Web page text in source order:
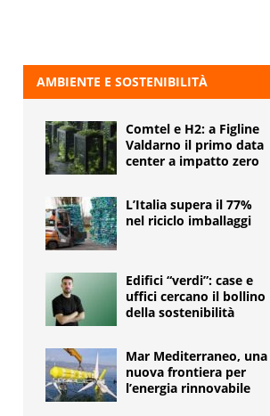
AMBIENTE E SOSTENIBILITÀ
Comtel e H2: a Figline
Valdarno il primo data
center a impatto zero
L’Italia supera il 77%
nel riciclo imballaggi
Edifici “verdi”: case e
uffici cercano il bollino
della sostenibilità
Mar Mediterraneo, una
nuova frontiera per
l’energia rinnovabile